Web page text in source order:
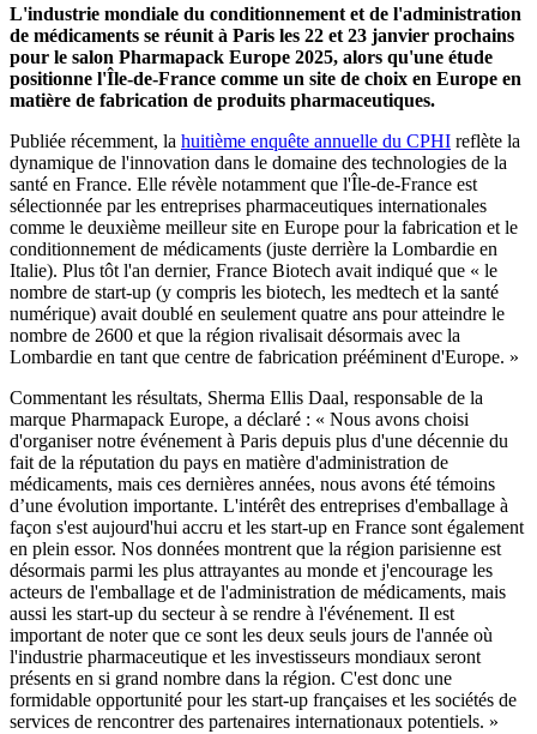
L'industrie mondiale du conditionnement et de l'administration
de médicaments se réunit à Paris les 22 et 23 janvier prochains
pour le salon Pharmapack Europe 2025, alors qu'une étude
positionne l'Île-de-France comme un site de choix en Europe en
matière de fabrication de produits pharmaceutiques.
Publiée récemment, la huitième enquête annuelle du CPHI reflète la
dynamique de l'innovation dans le domaine des technologies de la
santé en France. Elle révèle notamment que l'Île-de-France est
sélectionnée par les entreprises pharmaceutiques internationales
comme le deuxième meilleur site en Europe pour la fabrication et le
conditionnement de médicaments (juste derrière la Lombardie en
Italie). Plus tôt l'an dernier, France Biotech avait indiqué que « le
nombre de start-up (y compris les biotech, les medtech et la santé
numérique) avait doublé en seulement quatre ans pour atteindre le
nombre de 2600 et que la région rivalisait désormais avec la
Lombardie en tant que centre de fabrication prééminent d'Europe. »
Commentant les résultats, Sherma Ellis Daal, responsable de la
marque Pharmapack Europe, a déclaré : « Nous avons choisi
d'organiser notre événement à Paris depuis plus d'une décennie du
fait de la réputation du pays en matière d'administration de
médicaments, mais ces dernières années, nous avons été témoins
d’une évolution importante. L'intérêt des entreprises d'emballage à
façon s'est aujourd'hui accru et les start-up en France sont également
en plein essor. Nos données montrent que la région parisienne est
désormais parmi les plus attrayantes au monde et j'encourage les
acteurs de l'emballage et de l'administration de médicaments, mais
aussi les start-up du secteur à se rendre à l'événement. Il est
important de noter que ce sont les deux seuls jours de l'année où
l'industrie pharmaceutique et les investisseurs mondiaux seront
présents en si grand nombre dans la région. C'est donc une
formidable opportunité pour les start-up françaises et les sociétés de
services de rencontrer des partenaires internationaux potentiels. »